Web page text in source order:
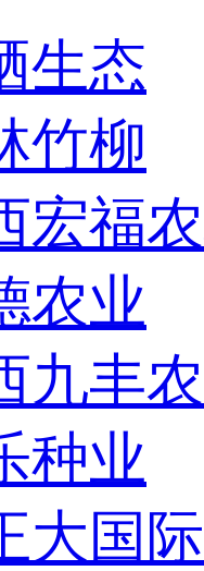
生态
竹柳
宏福
农业
九丰
种业
大国际